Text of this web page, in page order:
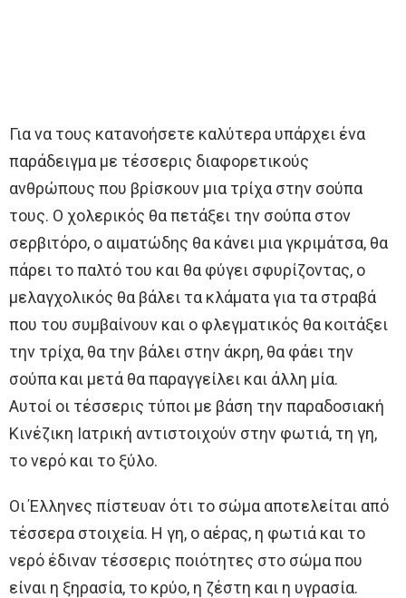
Για να τους κατανοήσετε καλύτερα υπάρχει ένα
παράδειγμα με τέσσερις διαφορετικούς
ανθρώπους που βρίσκουν μια τρίχα στην σούπα
τους. Ο χολερικός θα πετάξει την σούπα στον
σερβιτόρο, ο αιματώδης θα κάνει μια γκριμάτσα, θα
πάρει το παλτό του και θα φύγει σφυρίζοντας, ο
μελαγχολικός θα βάλει τα κλάματα για τα στραβά
που του συμβαίνουν και ο φλεγματικός θα κοιτάξει
την τρίχα, θα την βάλει στην άκρη, θα φάει την
σούπα και μετά θα παραγγείλει και άλλη μία.
Αυτοί οι τέσσερις τύποι με βάση την παραδοσιακή
Κινέζικη Ιατρική αντιστοιχούν στην φωτιά, τη γη,
το νερό και το ξύλο.
Οι Έλληνες πίστευαν ότι το σώμα αποτελείται από
τέσσερα στοιχεία. Η γη, ο αέρας, η φωτιά και το
νερό έδιναν τέσσερις ποιότητες στο σώμα που
είναι η ξηρασία, το κρύο, η ζέστη και η υγρασία.